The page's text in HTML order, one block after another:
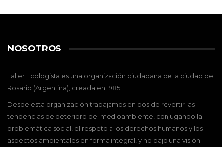
NOSOTROS
Taller Ecologista es una organización ciudadana de la ciudad de
Rosario (Argentina), creada en 1985.
Desde esta organización trabajamos en pos de revertir las
tendencias de deterioro del medioambiente, conjugando la
problemática social, el respeto a los derechos humanos y los
aspectos ambientales en forma integral, y no bajo una visión